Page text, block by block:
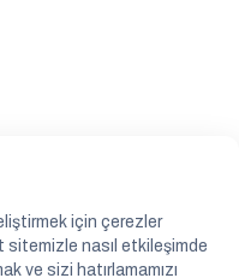
için çerezler
sitemizle nasıl etkileşimde
ve sizi hatırlamamızı